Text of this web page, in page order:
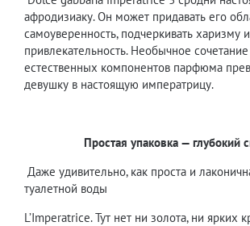
афродизиаку. Он может придавать его
самоуверенность, подчеркивать харизму и
привлекательность. Необычное
естественных компонентов парфюма
девушку в настоящую императрицу.
Простая упаковка — глубокий
Даже удивительно, как проста и
туалетной воды
L’Imperatrice. Тут нет ни золота, ни ярких